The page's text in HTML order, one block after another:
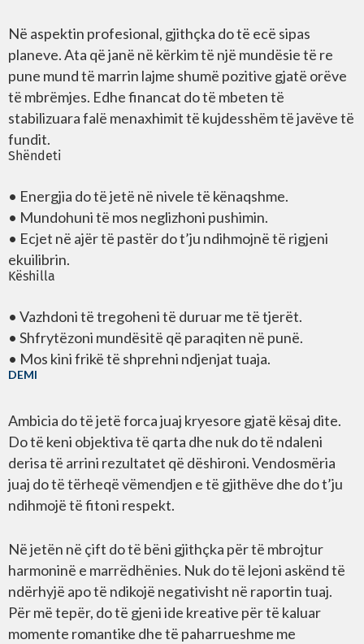
Në aspektin profesional, gjithçka do të ecë sipas
planeve. Ata që janë në kërkim të një mundësie të re
pune mund të marrin lajme shumë pozitive gjatë orëve
të mbrëmjes. Edhe financat do të mbeten të
stabilizuara falë menaxhimit të kujdesshëm të javëve të
fundit.
Shëndeti
• Energjia do të jetë në nivele të kënaqshme.
• Mundohuni të mos neglizhoni pushimin.
• Ecjet në ajër të pastër do t’ju ndihmojnë të rigjeni
ekuilibrin.
Këshilla
• Vazhdoni të tregoheni të duruar me të tjerët.
• Shfrytëzoni mundësitë që paraqiten në punë.
• Mos kini frikë të shprehni ndjenjat tuaja.
DEMI
Ambicia do të jetë forca juaj kryesore gjatë kësaj dite.
Do të keni objektiva të qarta dhe nuk do të ndaleni
derisa të arrini rezultatet që dëshironi. Vendosmëria
juaj do të tërheqë vëmendjen e të gjithëve dhe do t’ju
ndihmojë të fitoni respekt.
Në jetën në çift do të bëni gjithçka për të mbrojtur
harmoninë e marrëdhënies. Nuk do të lejoni askënd të
ndërhyjë apo të ndikojë negativisht në raportin tuaj.
Për më tepër, do të gjeni ide kreative për të kaluar
momente romantike dhe të paharrueshme me